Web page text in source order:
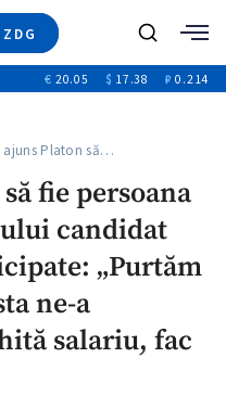
Ştiri
Special
ZdGust
€ 20.05 $ 17.38 ₽ 0.214
Platon să…
fie persoana
candidat
„Purtăm
ne-a
salariu, fac